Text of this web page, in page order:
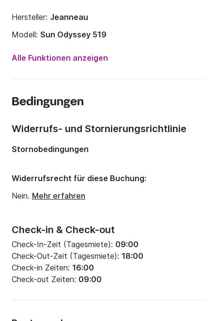
Hersteller: Jeanneau
Modell: Sun Odyssey 519
2017
Anzahl Schlafplätze:
Tiefgang:2m
Motorleistung:50PS
Alle Funktionen anzeigen
Bedingungen
Check-in & Check-out
Check-In-Zeit (Tagesmiete): 09:00
Check-Out-Zeit (Tagesmiete): 18:00
Check-in Zeiten: 16:00
Check-out Zeiten: 09:00
Widerrufs- und Stornierungsrichtlinie
Stornobedingungen
Widerrufsrecht für diese Buchung:
Nein. Mehr erfahren